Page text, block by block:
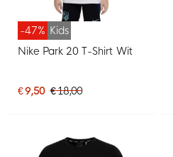
-47% Kids
Nike Park 20 T-Shirt Wit
€ 9,50 € 18,00